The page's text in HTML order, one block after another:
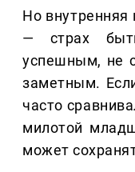
Но внутренняя
— страх
успешным, не
заметным.
часто
милотой
может